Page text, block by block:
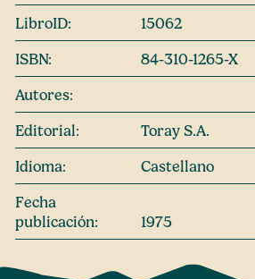
LibroID:
15062
ISBN:
84-310-1265-X
Autores:
Editorial:
Toray S.A.
Idioma:
Castellano
Fecha
publicación:
1975